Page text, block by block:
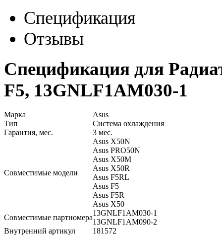
Спецификация
Отзывы
Спецификация для
F5, 13GNLF1AM030-1
Марка
Asus
Тип
Система охлаждения
Гарантия, мес.
3 мес.
Совместимые модели
Asus X50N
Asus PRO50N
Asus X50M
Asus X50R
Asus F5RL
Asus F5
Asus F5R
Asus X50
Совместимые партномера
13GNLF1AM030-1
13GNLF1AM090-2
Внутренний артикул
181572